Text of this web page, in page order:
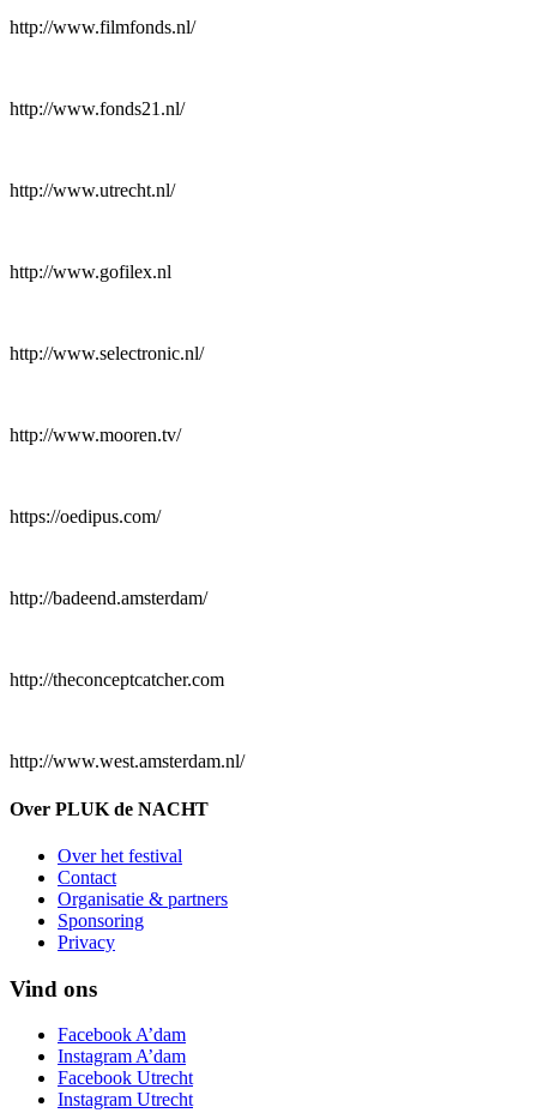
http://www.filmfonds.nl/
http://www.fonds21.nl/
http://www.utrecht.nl/
http://www.gofilex.nl
http://www.selectronic.nl/
http://www.mooren.tv/
https://oedipus.com/
http://badeend.amsterdam/
http://theconceptcatcher.com
http://www.west.amsterdam.nl/
Over PLUK de NACHT
Over het festival
Contact
Organisatie & partners
Sponsoring
Privacy
Vind ons
Facebook A’dam
Instagram A’dam
Facebook Utrecht
Instagram Utrecht